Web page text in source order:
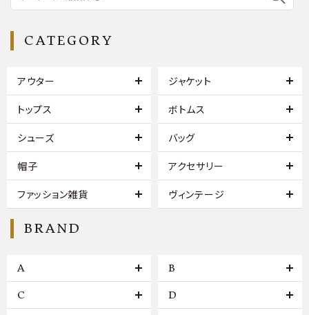
CATEGORY
アウター ジャケット
トップス ボトムス
シューズ バッグ
帽子 アクセサリー
ファッション雑貨 ヴィンテージ
BRAND
A B
C D